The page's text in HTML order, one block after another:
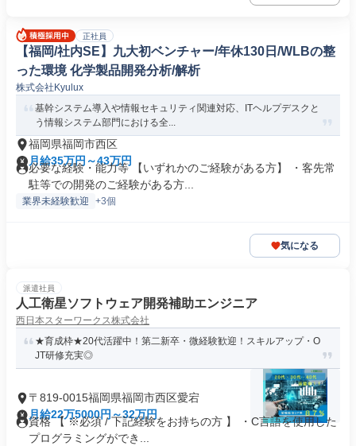
正社員
【福岡/社内SE】九大初ベンチャー/年休130日/WLBの整
った環境 化学製品開発分析/解析
株式会社Kyulux
基幹システム導入や情報セキュリティ関連対応、ITヘルプデスクと
う情報システム部門における全...
福岡県福岡市西区
月給35万円～43万円
必要な経験・能力等 【いずれかのご経験がある方】 ・客先常
駐等での開発のご経験がある方...
業界未経験歓迎 +3個
気になる
派遣社員
人工衛星ソフトウェア開発補助エンジニア
西日本スターワークス株式会社
★育成枠★20代活躍中！第二新卒・微経験歓迎！スキルアップ・O
JT研修充実◎
〒819-0015福岡県福岡市西区愛宕
月給22万5000円～32万円
資格 【 ※必須 / 下記経験をお持ちの方 】 ・C言語を使用した
プログラミングができ...